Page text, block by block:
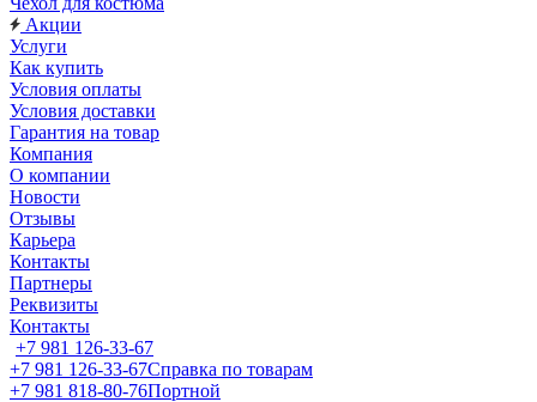
Акции
Услуги
Как купить
Условия оплаты
Условия доставки
Гарантия на товар
Компания
О компании
Новости
Отзывы
Карьера
Контакты
Партнеры
Реквизиты
Контакты
+7 981 126-33-67
+7 981 126-33-67Справка по товарам
+7 981 818-80-76Портной